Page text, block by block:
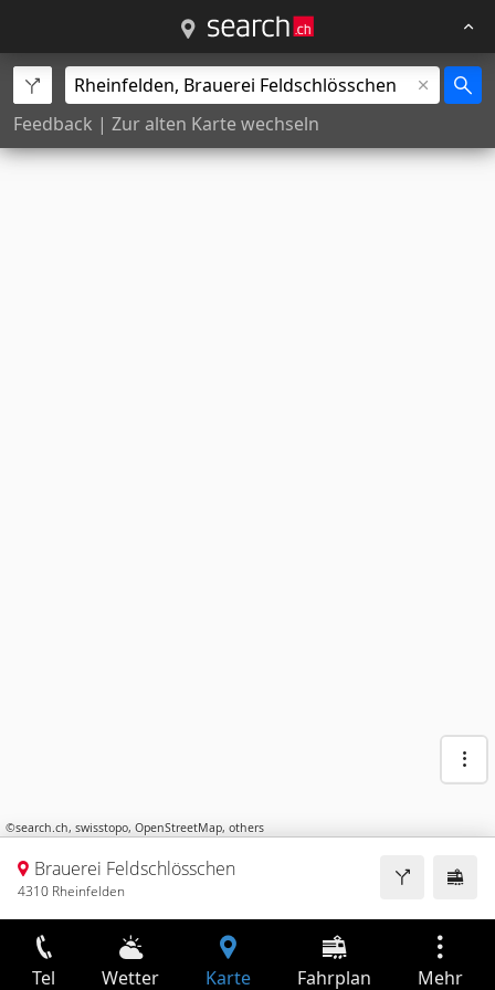
Feedback | Zur alten Karte wechseln
©search.ch, swisstopo, OpenStreetMap, others
Brauerei Feldschlösschen
4310 Rheinfelden
Tel Wetter Karte Fahrplan Mehr